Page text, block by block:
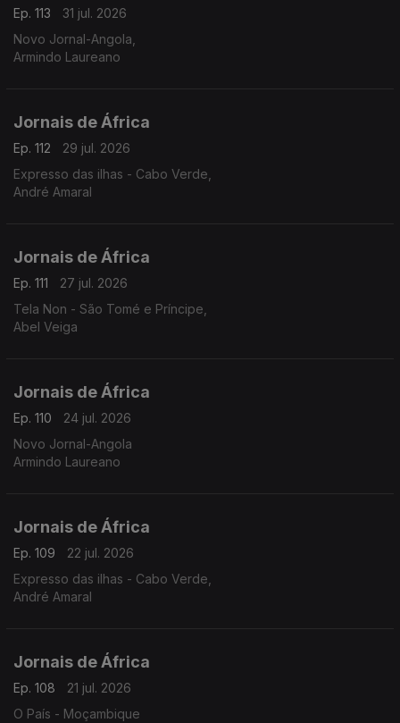
Ep. 113
31 jul. 2026
Novo Jornal-Angola,
Armindo Laureano
Jornais de África
Ep. 112
29 jul. 2026
Expresso das ilhas - Cabo Verde,
André Amaral
Jornais de África
Ep. 111
27 jul. 2026
Tela Non - São Tomé e Príncipe,
Abel Veiga
Jornais de África
Ep. 110
24 jul. 2026
Novo Jornal-Angola
Armindo Laureano
Jornais de África
Ep. 109
22 jul. 2026
Expresso das ilhas - Cabo Verde,
André Amaral
Jornais de África
Ep. 108
21 jul. 2026
O País - Moçambique